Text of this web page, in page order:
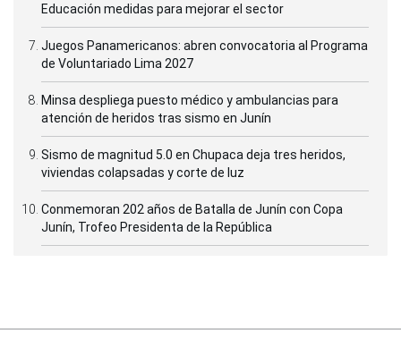
Educación medidas para mejorar el sector
Juegos Panamericanos: abren convocatoria al Programa
de Voluntariado Lima 2027
Minsa despliega puesto médico y ambulancias para
atención de heridos tras sismo en Junín
Sismo de magnitud 5.0 en Chupaca deja tres heridos,
viviendas colapsadas y corte de luz
Conmemoran 202 años de Batalla de Junín con Copa
Junín, Trofeo Presidenta de la República